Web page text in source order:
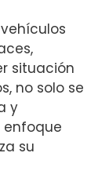
situación
no solo se
y
enfoque
su